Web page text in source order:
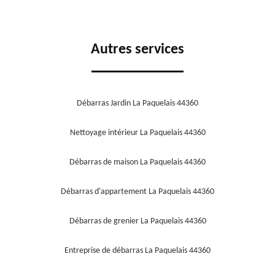
Autres services
Débarras Jardin La Paquelais 44360
Nettoyage intérieur La Paquelais 44360
Débarras de maison La Paquelais 44360
Débarras d'appartement La Paquelais 44360
Débarras de grenier La Paquelais 44360
Entreprise de débarras La Paquelais 44360